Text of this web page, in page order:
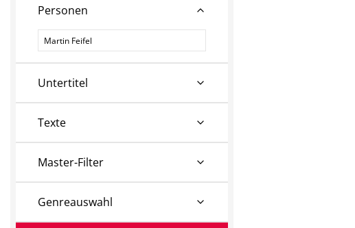
Personen
Personen
Untertitel
Texte
Master-Filter
Genreauswahl